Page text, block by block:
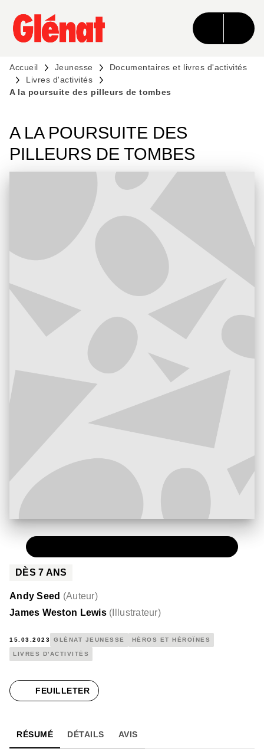
MENU RECHERCHE CONTENU
PIED DE PAGE
Accueil Jeunesse
Documentaires et livres d'activités
Livres d'activités
A la poursuite des pilleurs de tombes
A LA POURSUITE DES
PILLEURS DE TOMBES
DÈS7 ANS
Andy Seed (Auteur)
James Weston Lewis ( Illustrateur)
15.03.2023 GLÉNAT JEUNESSE HÉROS ET HÉROÏNES
LIVRES D'ACTIVITÉS
FEUILLETER
RÉSUMÉ DÉTAILS AVIS